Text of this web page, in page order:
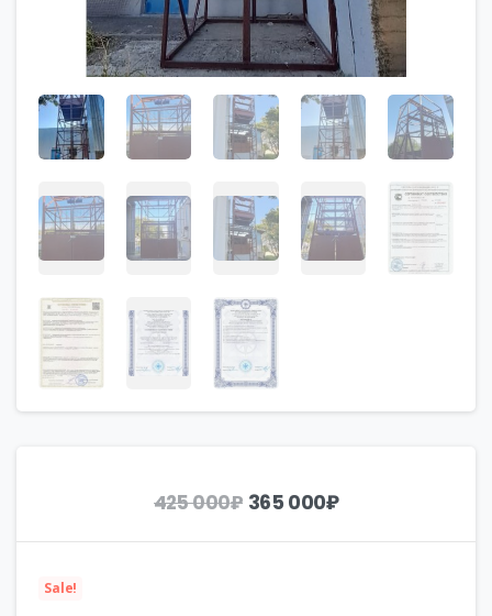
425 000₽ Первоначальная
составляла
365 000₽Текущая
365
Sale!